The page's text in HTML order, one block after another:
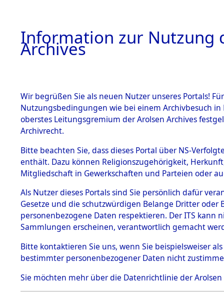
BESTÄNDE
1.
mente
5. Verschiedenes
5.3
Todesmärsche
5.3.1 Alliierte
Erhebungen
zu
Todesmärsch
en
5.3.2
und
0161
Information zur Nutzung
Archives
Wir begrüßen Sie als neuen Nutzer unseres Portals!
Nutzungsbedingungen wie bei einem Archivbesuch
oberstes Leitungsgremium der Arolsen Archives
Archivrecht.
Bitte beachten Sie, dass dieses Portal über NS-
enthält. Dazu können Religionszugehörigkeit,
Mitgliedschaft in Gewerkschaften und Parteien oder
Als Nutzer dieses Portals sind Sie persönlich dafür
Gesetze und die schutzwürdigen Belange Dritter
personenbezogene Daten respektieren. Der ITS
Sammlungen erscheinen, verantwortlich gemacht
Bitte kontaktieren Sie uns, wenn Sie beispielsweiser
bestimmter personenbezogener Daten nicht
Sie möchten mehr über die Datenrichtlinie der Arolsen